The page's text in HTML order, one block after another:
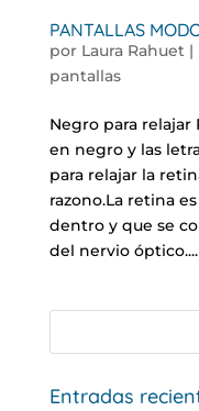
PANTALLAS
por Laura Rahuet|
pantallas
Negro para
en negro y las
para relajar la
razono.La retina
dentro y que se
del nervio óptico....
Entradas